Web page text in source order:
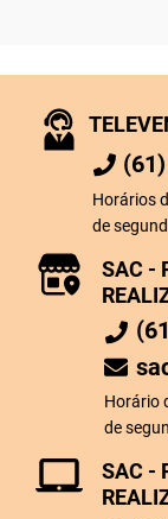
Horários
de
SAC -
SAC -
Horário
de